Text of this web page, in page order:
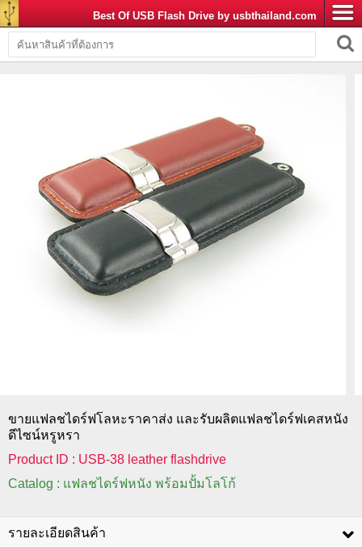
Best Of USB Flash Drive by usbthailand.com
ขายแฟลชไดร์ฟโลหะราคาส่ง และรับผลิตแฟลชไดร์ฟเคสหนัง
ดีไซน์หรูหรา
Product ID : USB-38 leather flashdrive
Catalog : แฟลชไดร์ฟหนัง พร้อมปั้มโลโก้
รายละเอียดสินค้า